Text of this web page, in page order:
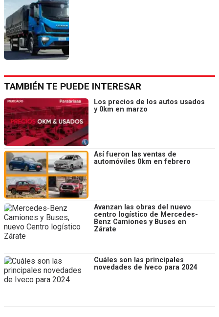
TAMBIÉN TE PUEDE INTERESAR
Los precios de los autos usados
y 0km en marzo
Así fueron las ventas de
automóviles 0km en febrero
Avanzan las obras del nuevo
centro logístico de Mercedes-
Benz Camiones y Buses en
Zárate
Cuáles son las principales
novedades de Iveco para 2024